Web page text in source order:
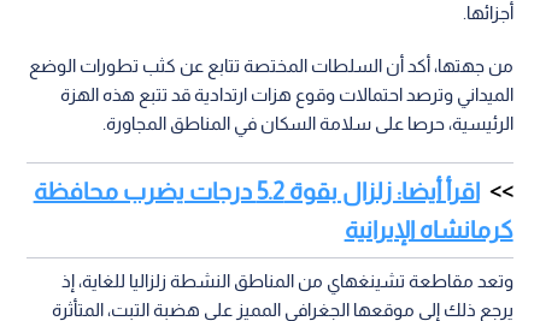
أجزائها.
من جهتها، أكد أن السلطات المختصة تتابع عن كثب تطورات الوضع
الميداني وترصد احتمالات وقوع هزات ارتدادية قد تتبع هذه الهزة
الرئيسية، حرصا على سلامة السكان في المناطق المجاورة.
اقرأ أيضا: زلزال بقوة 5.2 درجات يضرب محافظة
كرمانشاه الإيرانية
وتعد مقاطعة تشينغهاي من المناطق النشطة زلزاليا للغاية، إذ
يرجع ذلك إلى موقعها الجغرافي المميز على هضبة التبت، المتأثرة